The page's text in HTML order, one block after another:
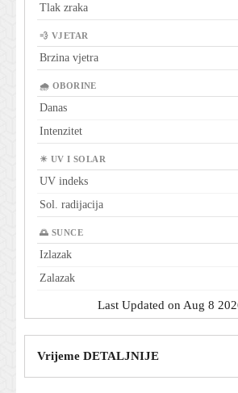
Tlak zraka
💨 VJETAR
Brzina vjetra
🌧 OBORINE
Danas
Intenzitet
☀ UV I SOLAR
UV indeks
Sol. radijacija
🌅 SUNCE
Izlazak
Zalazak
Last Updated on Aug 8
Vrijeme DETALJNIJE